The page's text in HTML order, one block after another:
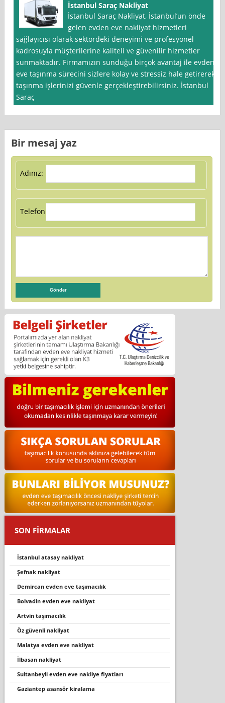
İstanbul Saraç Nakliyat
İstanbul Saraç Nakliyat, İstanbul’un önde
gelen evden eve nakliyat hizmetleri
sağlayıcısı olarak sektördeki deneyimi ve profesyonel
kadrosuyla müşterilerine kaliteli ve güvenilir hizmetler
sunmaktadır. Firmamızın sunduğu birçok avantaj ile evden
eve taşınma sürecini sizlere kolay ve stressiz hale getirerek
taşınma işlerinizi güvenle gerçekleştirebilirsiniz. İstanbul
Saraç
Bir mesaj yaz
Adınız:
Telefon:
SON FİRMALAR
i̇stanbul atasay nakliyat
şefnak nakli̇yat
demircan evden eve taşımacılık
bolvadin evden eve nakliyat
artvin taşımacılık
öz güvenli̇ nakli̇yat
malatya evden eve nakliyat
i̇lbasan nakliyat
sultanbeyli evden eve nakliye fiyatları
gaziantep asansör kiralama